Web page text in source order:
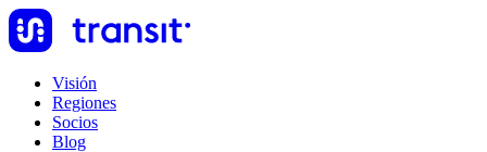
Visión
Regiones
Socios
Blog